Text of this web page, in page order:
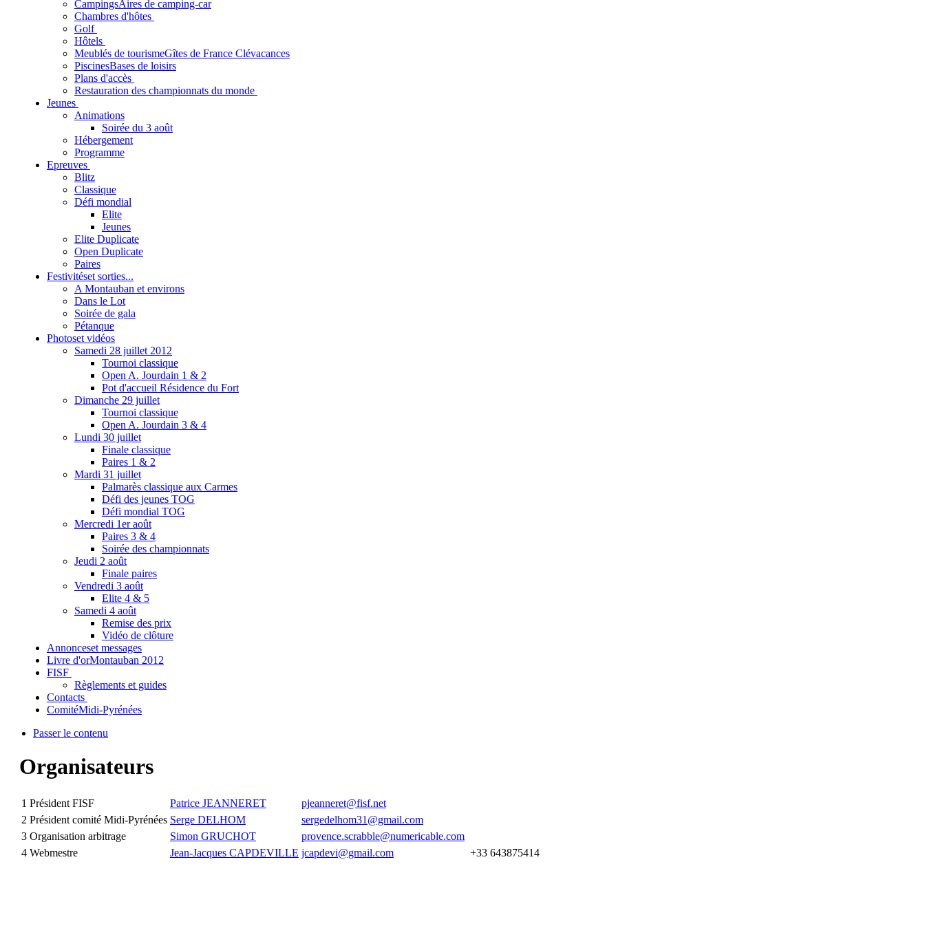
CampingsAires de camping-car
Chambres d'hôtes
Golf
Hôtels
Meublés de tourismeGîtes de France Clévacances
PiscinesBases de loisirs
Plans d'accès
Restauration des championnats du monde
Jeunes
Animations
Soirée du 3 août
Hébergement
Programme
Epreuves
Blitz
Classique
Défi mondial
Elite
Jeunes
Elite Duplicate
Open Duplicate
Paires
Festivitéset sorties...
A Montauban et environs
Dans le Lot
Soirée de gala
Pétanque
Photoset vidéos
Samedi 28 juillet 2012
Tournoi classique
Open A. Jourdain 1 & 2
Pot d'accueil Résidence du Fort
Dimanche 29 juillet
Tournoi classique
Open A. Jourdain 3 & 4
Lundi 30 juillet
Finale classique
Paires 1 & 2
Mardi 31 juillet
Palmarès classique aux Carmes
Défi des jeunes TOG
Défi mondial TOG
Mercredi 1er août
Paires 3 & 4
Soirée des championnats
Jeudi 2 août
Finale paires
Vendredi 3 août
Elite 4 & 5
Samedi 4 août
Remise des prix
Vidéo de clôture
Annonceset messages
Livre d'orMontauban 2012
FISF
Règlements et guides
Contacts
ComitéMidi-Pyrénées
Passer le contenu
Organisateurs
1 Président FISF Patrice JEANNERET
pjeanneret@fisf.net
2 Président comité Midi-Pyrénées Serge DELHOM
sergedelhom31@gmail.com
3 Organisation arbitrage Simon GRUCHOT
provence.scrabble@numericable.com
4 Webmestre Jean-Jacques CAPDEVILLE jcapdevi@gmail.com +33 643875414